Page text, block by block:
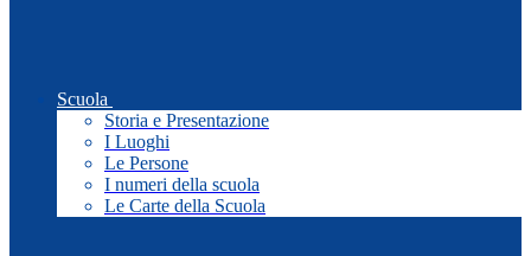
Scuola
Storia e Presentazione
I Luoghi
Le Persone
I numeri della scuola
Le Carte della Scuola